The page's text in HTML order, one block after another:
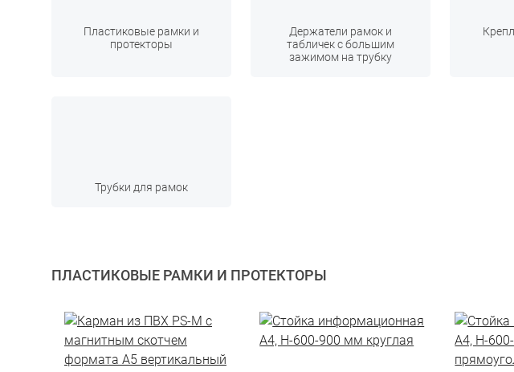
Пластиковые рамки и
протекторы
Держатели рамок и
табличек с большим
зажимом на трубку
Трубки для рамок
ПЛАСТИКОВЫЕ РАМКИ И ПРОТЕКТОРЫ